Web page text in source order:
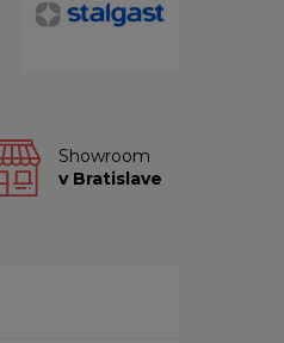
Showroom
v Bratislave